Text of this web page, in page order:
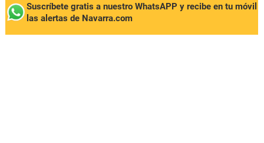
Suscríbete gratis a nuestro WhatsAPP y recibe en tu móvil
las alertas de Navarra.com